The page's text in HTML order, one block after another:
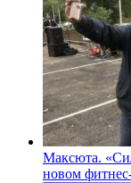
Максюта.
новом